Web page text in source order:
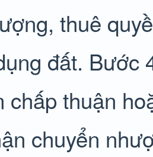
thuê
đất. Bước
chấp thuận
chuyển